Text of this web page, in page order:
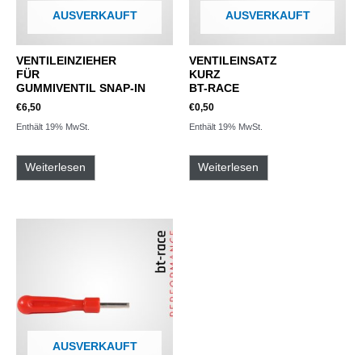
AUSVERKAUFT
VENTILEINZIEHER
FÜR
GUMMIVENTIL SNAP-IN
€6,50
Enthält 19% MwSt.
Weiterlesen
AUSVERKAUFT
VENTILEINSATZ
KURZ
BT-RACE
€0,50
Enthält 19% MwSt.
Weiterlesen
AUSVERKAUFT